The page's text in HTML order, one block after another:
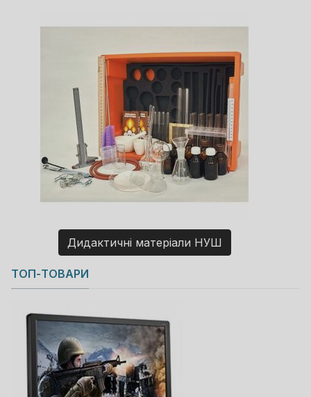
Дидактичні матеріали НУШ
Copyright MAXXmarketing GmbH
JoomShopping Download & Support
ТОП-ТОВАРИ